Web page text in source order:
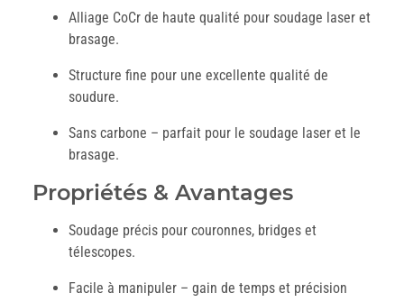
Alliage CoCr de haute qualité pour soudage laser et
brasage.
Structure fine pour une excellente qualité de
soudure.
Sans carbone – parfait pour le soudage laser et le
brasage.
Propriétés & Avantages
Soudage précis pour couronnes, bridges et
télescopes.
Facile à manipuler – gain de temps et précision